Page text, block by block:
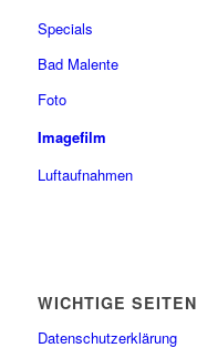
Specials
Bad Malente
Foto
Imagefilm
Luftaufnahmen
WICHTIGE SEITEN
Datenschutzerklärung